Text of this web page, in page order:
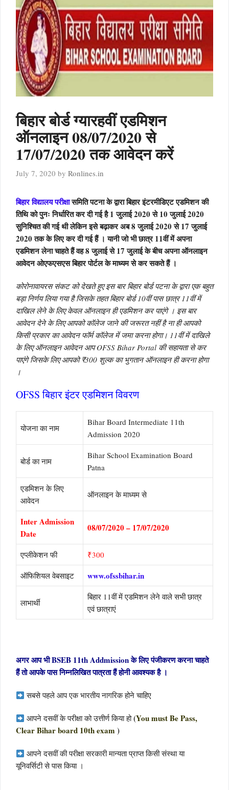
बिहार बोर्ड ग्यारहवीं एडमिशन
ऑनलाइन 08/07/2020 से
17/07/2020 तक आवेदन करें
July 7, 2020 by Ronlines.in
बिहार विद्यालय परीक्षासमिति पटना के द्वारा बिहार इंटरमीडिएट एडमिशन की
तिथि को पुनः निर्धारित कर दी गई है 1 जुलाई 2020 से 10 जुलाई 2020
सुनिश्चित की गई थी लेकिन इसे बढ़ाकर अब 8 जुलाई 2020 से 17 जुलाई
2020 तक के लिए कर दी गई हैं । यानी जो भी छात्र 11वीं में अपना
एडमिशन लेना चाहते हैं वह 8 जुलाई से 17 जुलाई के बीच अपना ऑनलाइन
आवेदन ओएफएसएस बिहार पोर्टल के माध्यम से कर सकते हैं ।
कोरोनावायरस संकट को देखते हुए इस बार बिहार बोर्ड पटना के द्वारा एक बहुत
बड़ा निर्णय लिया गया है जिसके तहत बिहार बोर्ड 10वीं पास छात्र 11वीं में
दाखिल लेने के लिए केवल ऑनलाइन ही एडमिशन कर पाएंगे । इस बार
आवेदन देने के लिए आपको कॉलेज जाने की जरूरत नहीं है ना ही आपको
किसी प्रकार का आवेदन फॉर्म कॉलेज में जमा करना होगा। 11वीं में दाखिले
के लिए ऑनलाइन आवेदन आप OFSS Bihar Portal की सहायता से कर
पाएंगे जिसके लिए आपको ₹300 शुल्क का भुगतान ऑनलाइन ही करना होगा
।
OFSS बिहार इंटर एडमिशन विवरण
योजना का नाम
Bihar Board Intermediate 11th
Admission 2020
बोर्ड का नाम
Bihar School Examination Board
Patna
एडमिशन के लिए
आवेदन
ऑनलाइन के माध्यम से
Inter Admission
Date
08/07/2020 – 17/07/2020
एप्लीकेशन फी ₹300
ऑफिशियल वेबसाइट www.ofssbihar.in
लाभार्थी
बिहार 11वीं में एडमिशन लेने वाले सभी छात्र
एवं छात्राएं
अगर आप भी BSEB 11th Addmission के लिए पंजीकरण करना चाहते
हैं तो आपके पास निम्नलिखित पात्रता हैं होनी आवश्यक है ।
सबसे पहले आप एक भारतीय नागरिक होने चाहिए
आपने दसवीं के परीक्षा को उत्तीर्ण किया हो(You must Be Pass,
Clear Bihar board 10th exam )
आपने दसवीं की परीक्षा सरकारी मान्यता प्राप्त किसी संस्था या
यूनिवर्सिटी से पास किया ।